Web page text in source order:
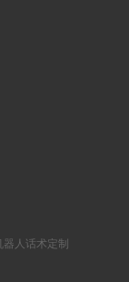
器人话术定制